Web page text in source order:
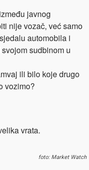
javnog
nije vozač, već samo
automobila i
sudbinom u
ili bilo koje drugo
vozimo?
vrata.
foto: Market Watch